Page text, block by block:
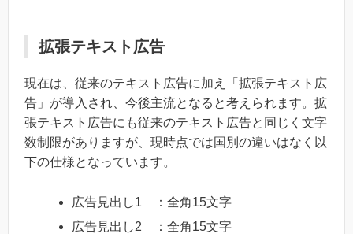
拡張テキスト広告
現在は、従来のテキスト広告に加え「拡張テキスト広
告」が導入され、今後主流となると考えられます。拡
張テキスト広告にも従来のテキスト広告と同じく文字
数制限がありますが、現時点では国別の違いはなく以
下の仕様となっています。
広告見出し1 ：全角15文字
広告見出し2 ：全角15文字